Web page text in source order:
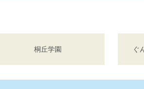
桐丘学園 ぐ